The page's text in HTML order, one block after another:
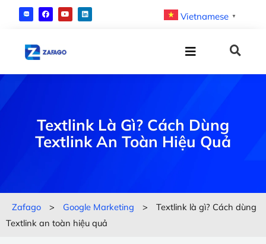
Vietnamese ▼
Textlink Là Gì? Cách Dùng
Textlink An Toàn Hiệu Quả
Zafago > Google Marketing >
Textlink là gì? Cách dùng
Textlink an toàn hiệu quả